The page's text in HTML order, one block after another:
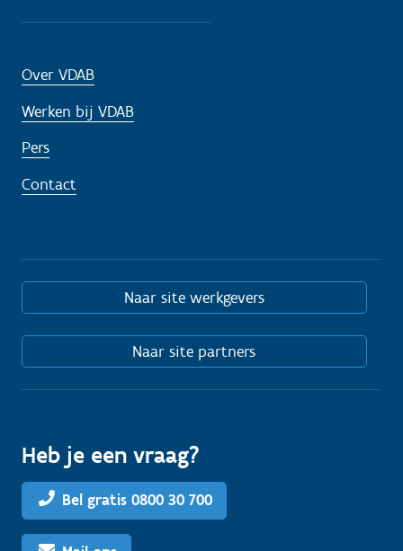
Over VDAB
Werken bij VDAB
Pers
Contact
Naar site werkgevers
Naar site partners
Heb je een vraag?
Bel gratis 0800 30 700